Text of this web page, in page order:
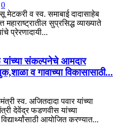
0
मेटकरी व स्व. समाबाई दादासाहेब
सुप्रसिद्ध व्याख्याते
प्रेरणादायी...
संकल्पनेचे आमदार
व गावाच्या विकासासाठी...
स्व. अजितदादा पवार यांच्या
देवेंद्र फडणवीस यांच्या
आयोजित करण्यात...